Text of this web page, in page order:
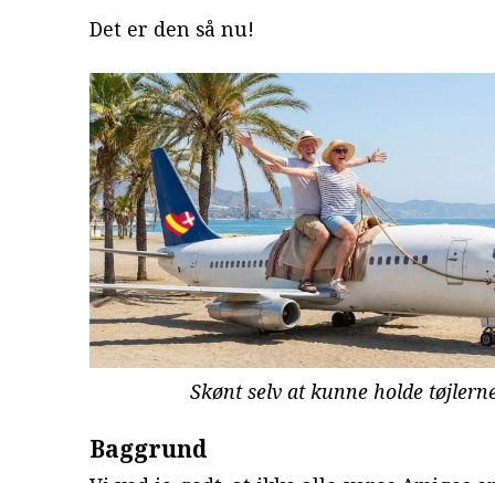
Det er den så nu!
Skønt selv at kunne holde
Baggrund